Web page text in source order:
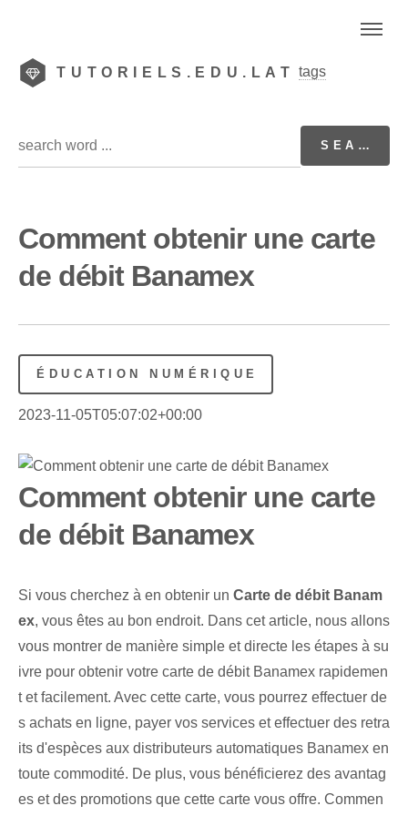
TUTORIELS.EDU.LAT tags
Comment obtenir une carte
de débit Banamex
ÉDUCATION NUMÉRIQUE
2023-11-05T05:07:02+00:00
Comment obtenir une carte
de débit Banamex
Si vous cherchez à en obtenir un‍ Carte de débit Banam
ex, vous êtes au bon endroit. Dans cet article, nous allons
vous montrer de manière simple et directe les étapes à su
ivre pour obtenir votre carte de débit Banamex rapidemen
t et facilement. Avec cette carte, vous pourrez effectuer de
s achats en ligne, payer vos services et effectuer des retra
its d'espèces aux distributeurs automatiques Banamex en
toute commodité. De plus, vous bénéficierez des avantag
es et des promotions que cette carte vous offre. Commen